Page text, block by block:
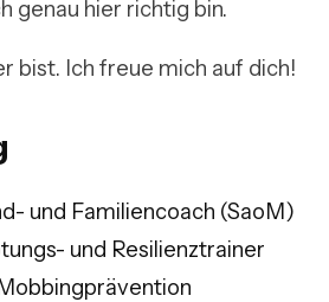
genau hier richtig bin.
und Familiencoach (SaoM)
und Resilienztrainer